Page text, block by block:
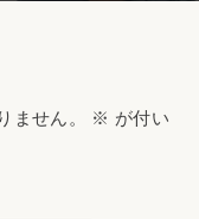
ません。 ※ が付い